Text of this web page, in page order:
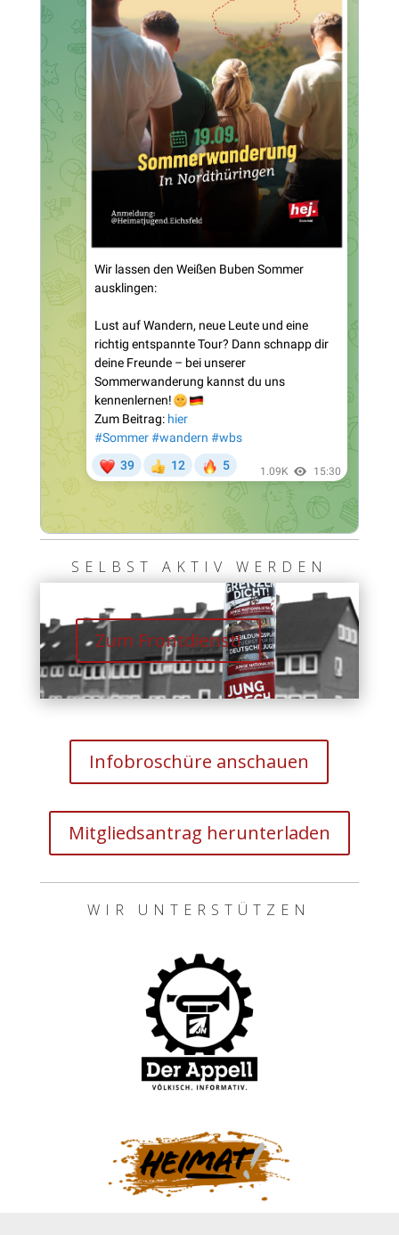
SELBST AKTIV WERDEN
Zum Frontdienst!
Infobroschüre anschauen
Mitgliedsantrag herunterladen
WIR UNTERSTÜTZEN